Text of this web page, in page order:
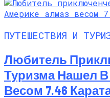
ПУТЕШЕСТВИЯ И
Любитель
Туризма Нашел
Весом 7.46